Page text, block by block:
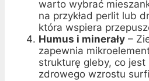
warto wybrać
na przykład perlit lub
która wspiera
Humus i minerały –
zapewnia
strukturę gleby, co jest
zdrowego wzrostu